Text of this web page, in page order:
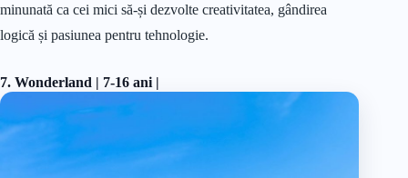
minunată ca cei mici să-și dezvolte creativitatea, gândirea
logică și pasiunea pentru tehnologie.
7. Wonderland | 7-16 ani |